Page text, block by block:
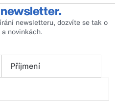
newsletteru, dozvíte se tak o
novinkách.
Příjmení